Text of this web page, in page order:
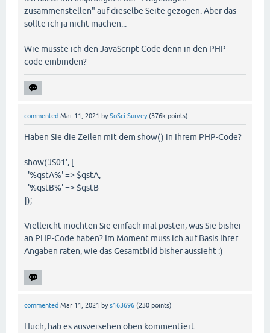
zusammenstellen" auf dieselbe Seite gezogen. Aber das
sollte ich ja nicht machen...
Wie müsste ich den JavaScript Code denn in den PHP
code einbinden?
commented Mar 11, 2021 bySoSci Survey (376k points)
Haben Sie die Zeilen mit dem show() in Ihrem PHP-Code?
show('JS01', [
'%qstA%' => $qstA,
'%qstB%' => $qstB
]);
Vielleicht möchten Sie einfach mal posten, was Sie bisher
an PHP-Code haben? Im Moment muss ich auf Basis Ihrer
Angaben raten, wie das Gesamtbild bisher aussieht :)
commented Mar 11, 2021 bys163696 (230 points)
Huch, hab es ausversehen oben kommentiert.